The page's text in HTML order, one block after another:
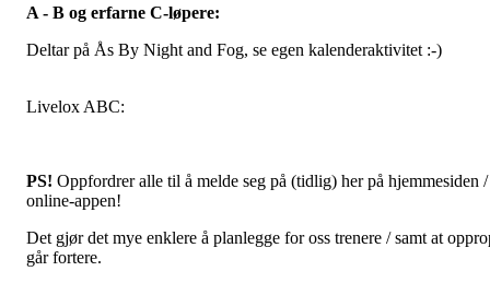
A - B og erfarne C-løpere:
Deltar på Ås By Night and Fog, se egen kalenderaktivitet :-)
Livelox ABC:
PS! Oppfordrer alle til å melde seg på (tidlig) her på hjemmesiden
online-appen!
Det gjør det mye enklere å planlegge for oss trenere / samt at
går fortere.